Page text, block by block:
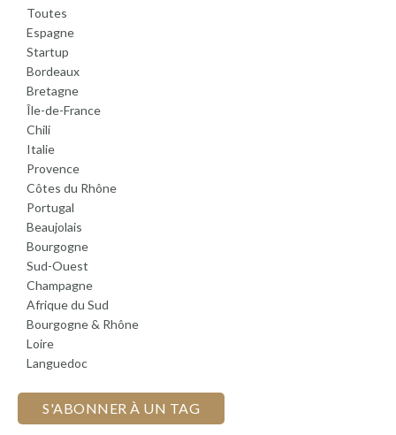
Toutes
Espagne
Startup
Bordeaux
Bretagne
Île-de-France
Chili
Italie
Provence
Côtes du Rhône
Portugal
Beaujolais
Bourgogne
Sud-Ouest
Champagne
Afrique du Sud
Bourgogne & Rhône
Loire
Languedoc
S'ABONNER À UN TAG